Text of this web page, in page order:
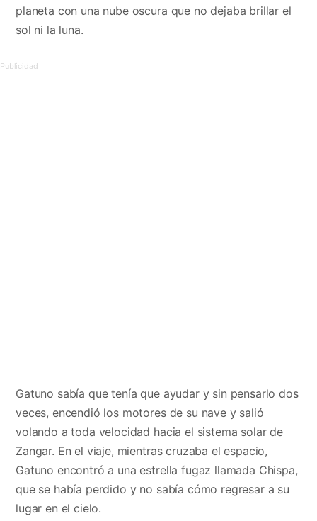
planeta con una nube oscura que no dejaba brillar el
sol ni la luna.
Gatuno sabía que tenía que ayudar y sin pensarlo dos
veces, encendió los motores de su nave y salió
volando a toda velocidad hacia el sistema solar de
Zangar. En el viaje, mientras cruzaba el espacio,
Gatuno encontró a una estrella fugaz llamada Chispa,
que se había perdido y no sabía cómo regresar a su
lugar en el cielo.